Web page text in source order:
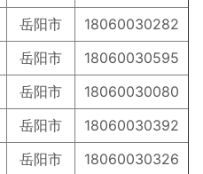
岳阳市
18060030282
岳阳市
18060030595
岳阳市
18060030080
岳阳市
18060030392
岳阳市
18060030326